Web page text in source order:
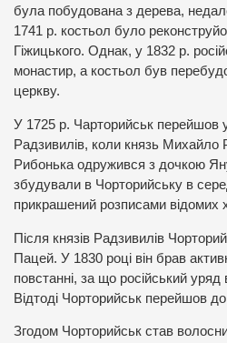
була побудована з дерева,
1741 р. костьол було
Гіжицького. Однак, у 1832 р.
монастир, а костьол був
церкву.
У 1725 р. Чарторийськ перейшов у
Радзивилів, коли князь Михайло
Рибонька одружився з дочкою
збудували в Чорторийську в
прикрашений розписами відомих
Після князів Радзивилів
Пацей. У 1830 році він брав
повстанні, за що російський уряд
Відтоді Чорторийськ перейшов
Згодом Чорторийськ став